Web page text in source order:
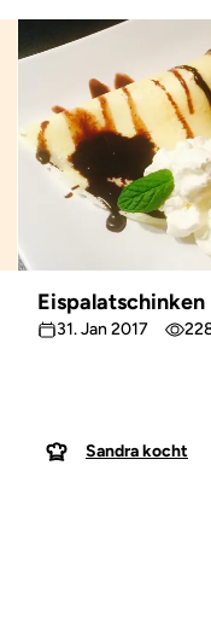
Eispalatschinken
31. Jan 2017
Sandra kocht